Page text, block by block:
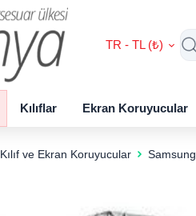
TR - TL (₺)
Kılıflar Ekran Koruyucular
Kılıf ve Ekran Koruyucular Samsung